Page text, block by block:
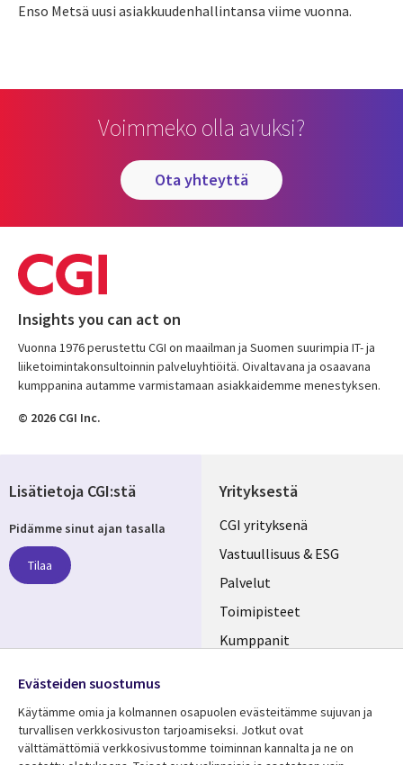
Enso Metsä uusi asiakkuudenhallintansa viime vuonna.
Voimmeko olla avuksi?
ota yhteyttä
Insights you can act on
Vuonna 1976 perustettu CGI on maailman ja Suomen suurimpia IT- ja
liiketoimintakonsultoinnin palveluyhtiöitä. Oivaltavana ja osaavana
kumppanina autamme varmistamaan asiakkaidemme menestyksen.
© 2026 CGI Inc.
Yrityksestä
Useful
links
FINLAND
CGI yrityksenä
Vastuullisuus & ESG
Palvelut
Toimipisteet
Kumppanit
Lisätietoja CGI:stä
Pidämme sinut ajan tasalla
Tilaa
Media
FINLAND
Evästeiden suostumus
Käytämme omia ja kolmannen osapuolen evästeitämme sujuvan ja
turvallisen verkkosivuston tarjoamiseksi. Jotkut ovat
välttämättömiä verkkosivustomme toiminnan kannalta ja ne on